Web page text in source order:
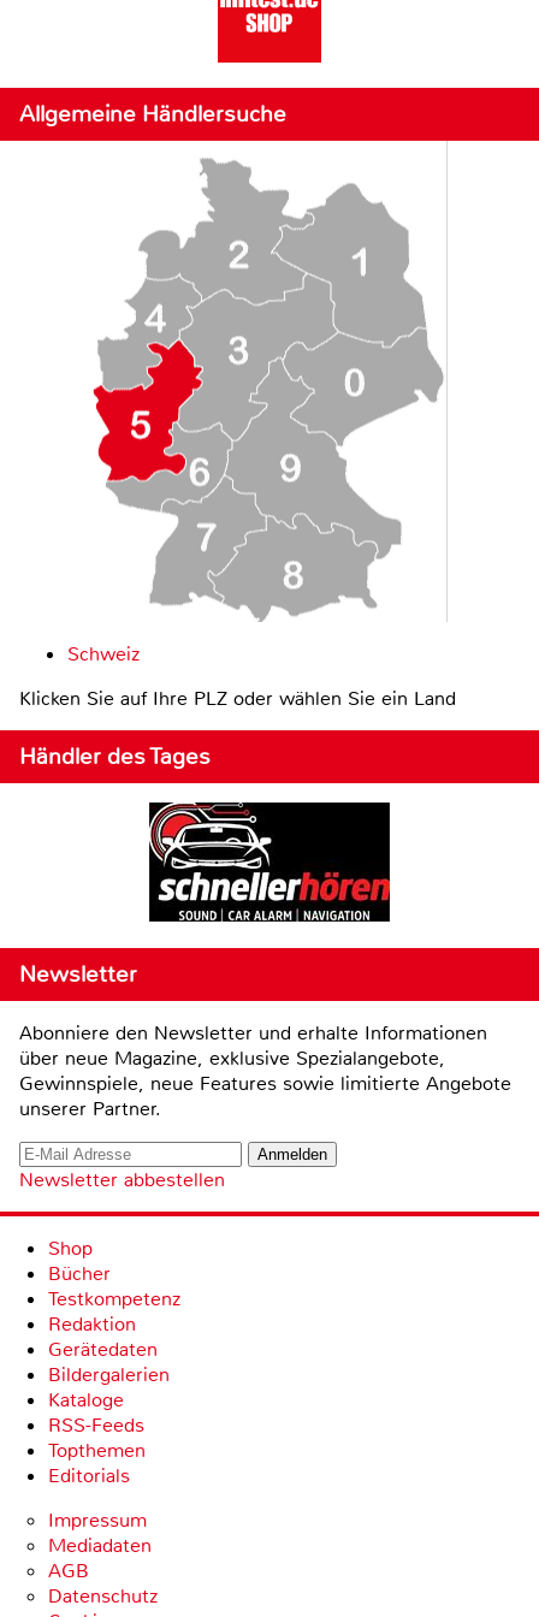
Allgemeine Händlersuche
Schweiz
Klicken Sie auf Ihre PLZ oder wählen Sie ein Land
Händler des Tages
Newsletter
Abonniere den Newsletter und erhalte Informationen
über neue Magazine, exklusive Spezialangebote,
Gewinnspiele, neue Features sowie limitierte Angebote
unserer Partner.
Newsletter abbestellen
Shop
Bücher
Testkompetenz
Redaktion
Gerätedaten
Bildergalerien
Kataloge
RSS-Feeds
Topthemen
Editorials
Impressum
Mediadaten
AGB
Datenschutz